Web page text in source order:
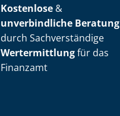
Kostenlose &
unverbindliche Beratung
durch Sachverständige
Wertermittlungfür das
Finanzamt